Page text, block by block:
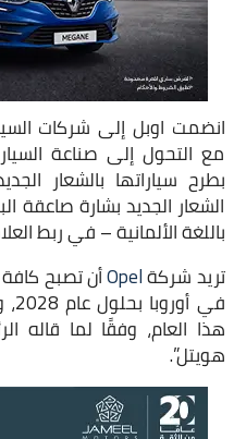
انضمت اوبل إلى شركات
مع التحول إلى صناعة
بطرح سياراتها بالشعار
باللغة الألمانية – في ربط
تريد شركةOpelأن تصبح كافة
هذا العام، وفقًا لما قاله
هويتل”.